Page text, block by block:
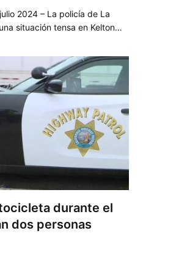
2024 – La policía de La
situación tensa en Kelton…
durante el
dos personas